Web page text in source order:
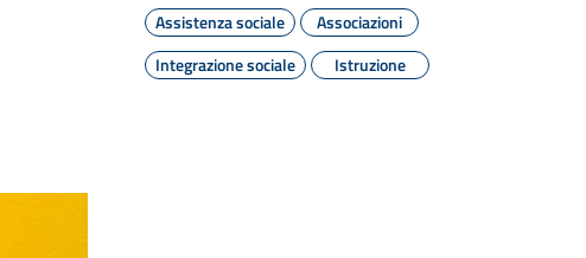
Assistenza sociale
Associazioni
Integrazione sociale
Istruzione